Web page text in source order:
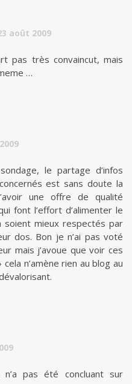
août 2009
pas très convaincut, mais
…
le partage d’infos
est sans doute la
une offre de qualité
font l’effort d’alimenter le
soient mieux respectés par
dos. Bon je n’ai pas voté
mais j’avoue que voir ces
n’amène rien au blog au
pas été concluant sur